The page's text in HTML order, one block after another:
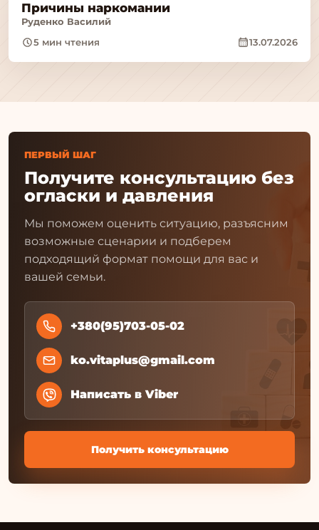
Причины наркомании
Руденко Василий
5 мин чтения
13.07.2026
ПЕРВЫЙ ШАГ
Получите консультацию без
огласки и давления
Мы поможем оценить ситуацию, разъясним
возможные сценарии и подберем
подходящий формат помощи для вас и
вашей семьи.
+380(95)703-05-02
ko.vitaplus@gmail.com
Написать в Viber
Получить консультацию